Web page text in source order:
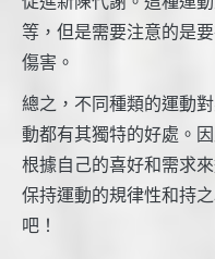
等，但是需要注意的是
傷害。
總之，不同種類的運動
動都有其獨特的好處。
根據自己的喜好和需求
保持運動的規律性和持
吧！